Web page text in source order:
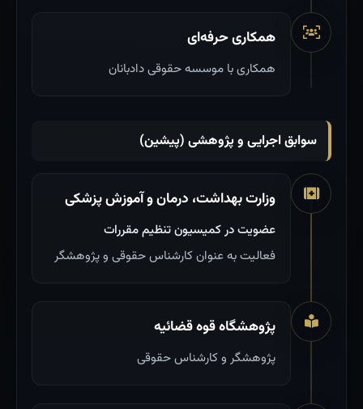
همکاری حرفه‌ای
همکاری با موسسه حقوقی دادبانان
سوابق اجرایی و پژوهشی (پیشین)
وزارت بهداشت، درمان و آموزش پزشکی
عضویت در کمیسیون تنظیم مقررات
فعالیت به عنوان کارشناس حقوقی و پژوهشگر
پژوهشگاه قوه قضائیه
پژوهشگر و کارشناس حقوقی